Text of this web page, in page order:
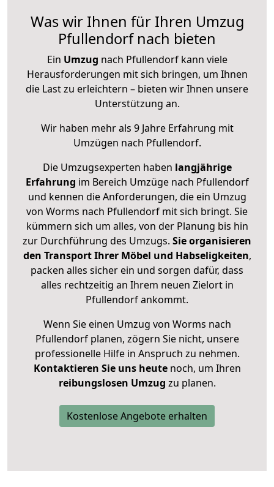
Was wir Ihnen für Ihren Umzug
Pfullendorf nach bieten
Ein Umzug nach Pfullendorf kann viele
Herausforderungen mit sich bringen, um Ihnen
die Last zu erleichtern – bieten wir Ihnen unsere
Unterstützung an.
Wir haben mehr als 9 Jahre Erfahrung mit
Umzügen nach Pfullendorf.
Die Umzugsexperten haben langjährige
Erfahrung im Bereich Umzüge nach Pfullendorf
und kennen die Anforderungen, die ein Umzug
von Worms nach Pfullendorf mit sich bringt. Sie
kümmern sich um alles, von der Planung bis hin
zur Durchführung des Umzugs. Sie organisieren
den Transport Ihrer Möbel und Habseligkeiten,
packen alles sicher ein und sorgen dafür, dass
alles rechtzeitig an Ihrem neuen Zielort in
Pfullendorf ankommt.
Wenn Sie einen Umzug von Worms nach
Pfullendorf planen, zögern Sie nicht, unsere
professionelle Hilfe in Anspruch zu nehmen.
Kontaktieren Sie uns heutenoch, um Ihren
reibungslosen Umzug zu planen.
Kostenlose Angebote erhalten